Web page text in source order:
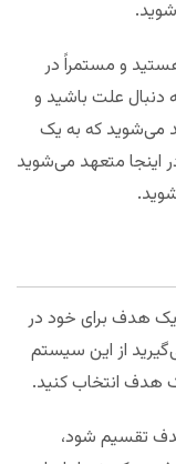
و مستمراً در
دنبال علت باشید و
می‌شوید که به یک
اینجا متعهد می‌شوید
هدف برای خود در
از این سیستم
هدف انتخاب کنید.
تقسیم شود،